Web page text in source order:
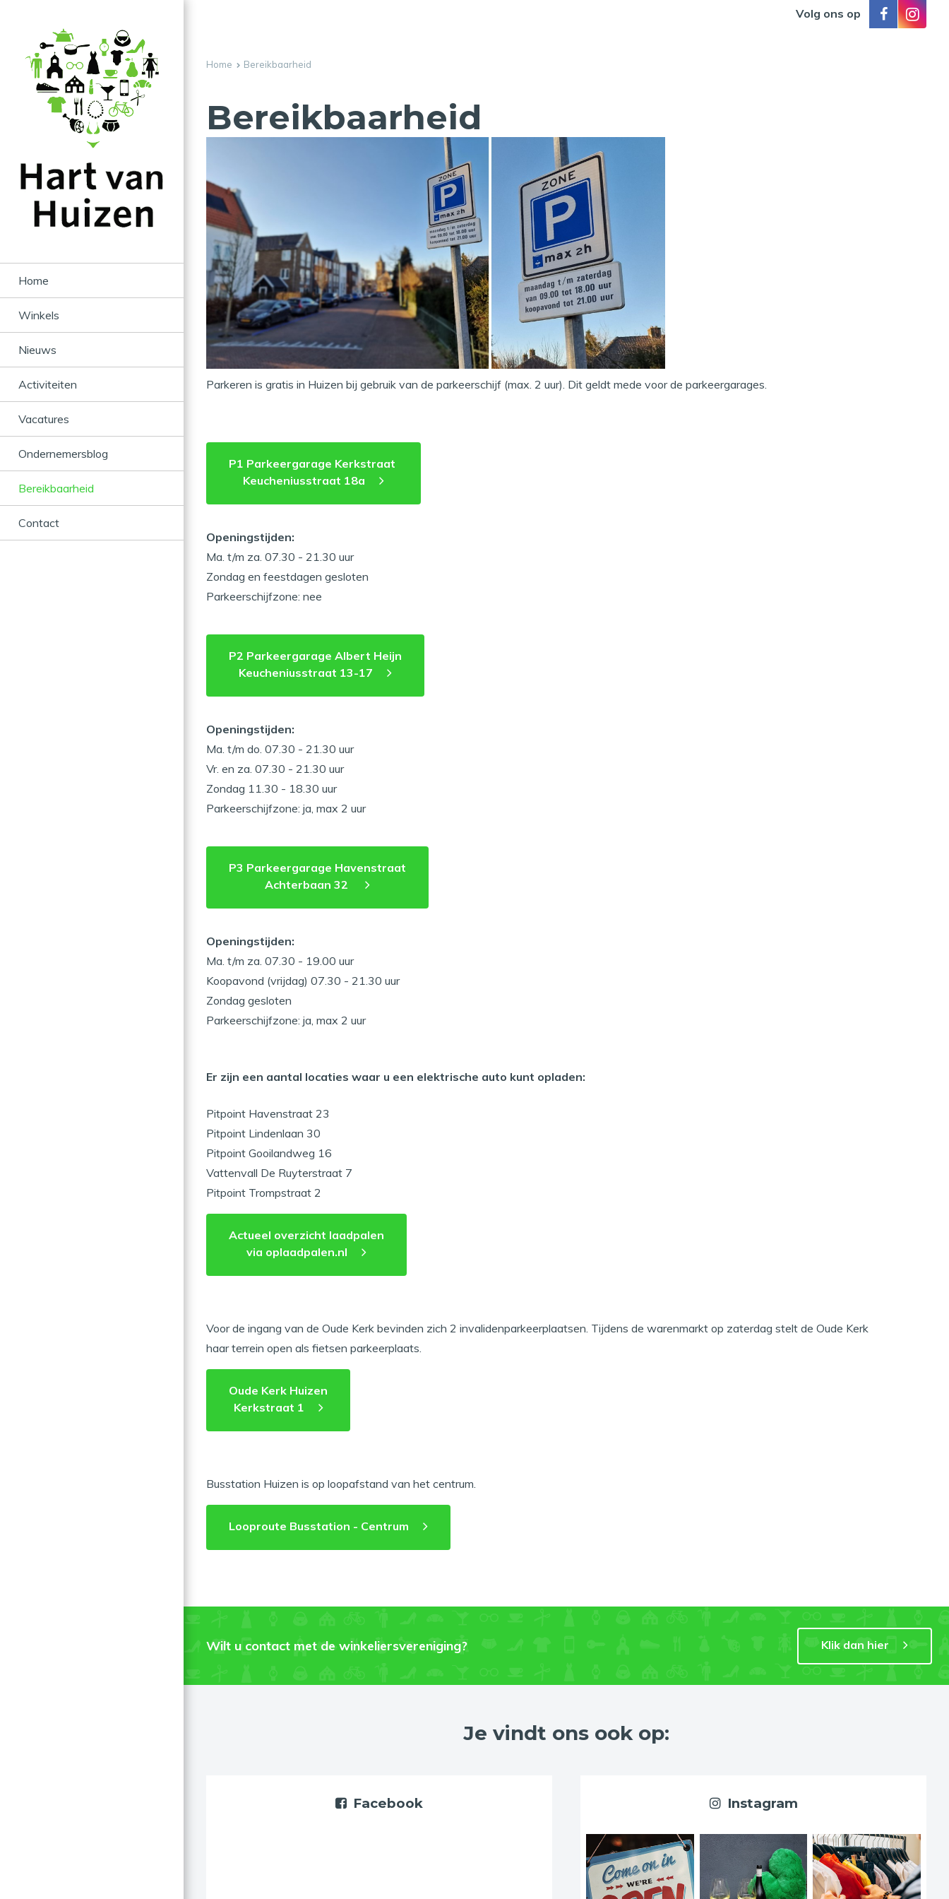
Home
Winkels
Nieuws
Activiteiten
Vacatures
Ondernemersblog
Bereikbaarheid
Contact
Volg ons op
Home Bereikbaarheid
Bereikbaarheid
Parkeren is gratis in Huizen bij gebruik van de parkeerschijf (max. 2 uur). Dit geldt mede voor de parkeergarages.
P1 Parkeergarage Kerkstraat
Keucheniusstraat 18a
Openingstijden:
Ma. t/m za. 07.30 - 21.30 uur
Zondag en feestdagen gesloten
Parkeerschijfzone: nee
P2 Parkeergarage Albert Heijn
Keucheniusstraat 13-17
Openingstijden:
Ma. t/m do. 07.30 - 21.30 uur
Vr. en za. 07.30 - 21.30 uur
Zondag 11.30 - 18.30 uur
Parkeerschijfzone: ja, max 2 uur
P3 Parkeergarage Havenstraat
Achterbaan 32
Openingstijden:
Ma. t/m za. 07.30 - 19.00 uur
Koopavond (vrijdag) 07.30 - 21.30 uur
Zondag gesloten
Parkeerschijfzone: ja, max 2 uur
Er zijn een aantal locaties waar u een elektrische auto kunt opladen:
Pitpoint Havenstraat 23
Pitpoint Lindenlaan 30
Pitpoint Gooilandweg 16
Vattenvall De Ruyterstraat 7
Pitpoint Trompstraat 2
Actueel overzicht laadpalen
via oplaadpalen.nl
Voor de ingang van de Oude Kerk bevinden zich 2 invalidenparkeerplaatsen. Tijdens de warenmarkt op zaterdag stelt de Oude Kerk
haar terrein open als fietsen parkeerplaats.
Oude Kerk Huizen
Kerkstraat 1
Busstation Huizen is op loopafstand van het centrum.
Looproute Busstation - Centrum
Wilt u contact met de winkeliersvereniging? Klik dan hier
Je vindt ons ook op:
Facebook Instagram